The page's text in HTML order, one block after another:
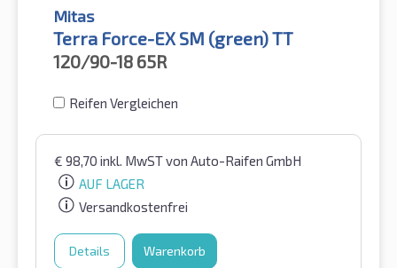
Mitas
Terra Force-EX SM (green) TT
120/90-18 65R
Reifen Vergleichen
€ 98,70 inkl. MwSTvon Auto-Raifen GmbH
AUF LAGER
Versandkostenfrei
Details Warenkorb